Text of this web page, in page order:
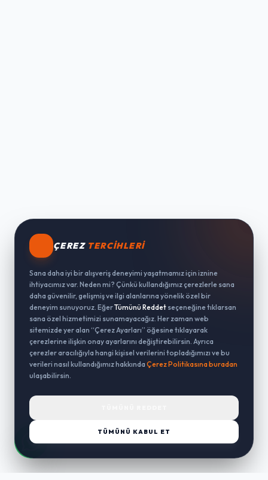
ÇEREZ TERCIHLERI
Sana daha iyi bir alışveriş deneyimi yaşatmamız için iznine
ihtiyacımız var. Neden mi? Çünkü kullandığımız çerezlerle sana
daha güvenilir, gelişmiş ve ilgi alanlarına yönelik özel bir
deneyim sunuyoruz. EğerTümünü Reddet seçeneğine tıklarsan
sana özel hizmetimizi sunamayacağız. Her zaman web
sitemizde yer alan “Çerez Ayarları” öğesine tıklayarak
çerezlerine ilişkin onay ayarlarını değiştirebilirsin. Ayrıca
çerezler aracılığıyla hangi kişisel verilerini topladığımızı ve bu
verileri nasıl kullandığımız hakkında Çerez Politikasına buradan
ulaşabilirsin.
TÜMÜNÜ KABUL ET